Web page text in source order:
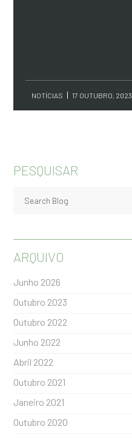
NOTÍCIAS 17 OUTUBRO, 2023
PESQUISAR
ARQUIVO
Junho 2026
Outubro 2023
Outubro 2022
Junho 2022
Abril 2022
Outubro 2021
Janeiro 2021
Outubro 2020